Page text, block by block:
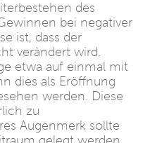
des
bei negativer
ist, dass der
verändert wird.
etwa auf einmal mit
dies als Eröffnung
werden. Diese
zu
Augenmerk sollte
gelegt werden.